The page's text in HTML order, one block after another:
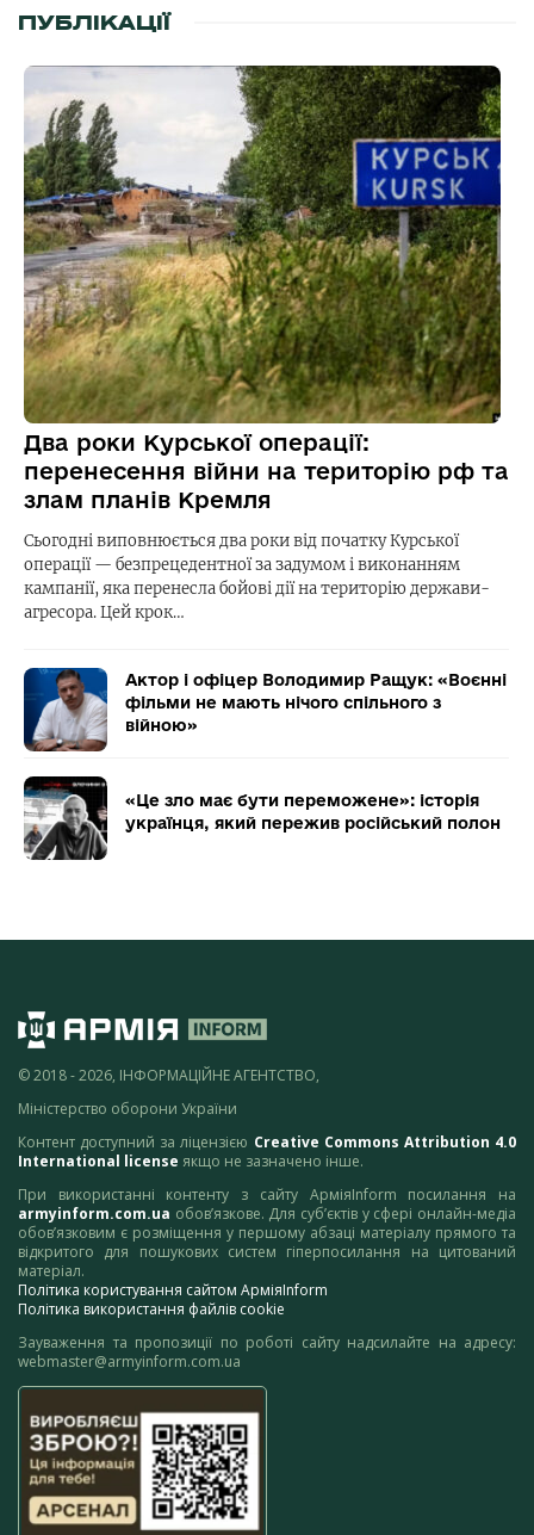
ПУБЛІКАЦІЇ
Два роки Курської операції:
перенесення війни на територію рф та
злам планів Кремля
Сьогодні виповнюється два роки від початку Курської
операції — безпрецедентної за задумом і виконанням
кампанії, яка перенесла бойові дії на територію держави-
агресора. Цей крок…
Актор і офіцер Володимир Ращук: «Воєнні
фільми не мають нічого спільного з
війною»
«Це зло має бути переможене»: історія
українця, який пережив російський полон
© 2018 - 2026, ІНФОРМАЦІЙНЕ АГЕНТСТВО,
Міністерство оборони України
Контент доступний за ліцензією Creative Commons Attribution 4.0
International license якщо не зазначено інше.
При використанні контенту з сайту АрміяInform посилання на
armyinform.com.ua обов’язкове. Для суб’єктів у сфері онлайн-медіа
обов’язковим є розміщення у першому абзаці матеріалу прямого та
відкритого для пошукових систем гіперпосилання на цитований
матеріал.
Політика користування сайтом АрміяInform
Політика використання файлів cookie
Зауваження та пропозиції по роботі сайту надсилайте на адресу:
webmaster@armyinform.com.ua